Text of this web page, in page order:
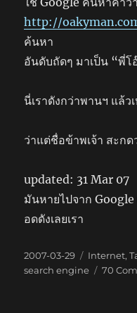
http://
ค้นหา
อันดับถัดๆ มาเป็น “พี่
นี่เราดังกว่าพานฯ แล้ว
ว่าแต่ชื่อข้าพเจ้า สะก
updated: 31 Mar 07
มันหายไปจาก Google
อดดังเลยเรา
Posted
on
2007-03-29 Categories
Internet,
search engine
70